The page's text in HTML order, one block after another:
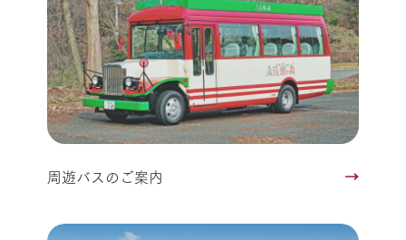
周遊バスのご案内